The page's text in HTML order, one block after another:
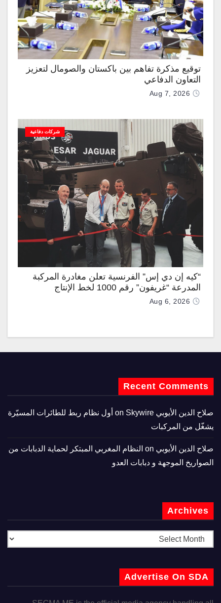
توقيع مذكرة تفاهم بين باكستان والصومال لتعزيز
التعاون الدفاعي
Aug 7, 2026
شركات دفاعية
“كيه إن دي إس” الفرنسية تعلن مغادرة المركبة
المدرعة “غريفون” رقم 1000 لخط الإنتاج
Aug 6, 2026
Recent Comments
صلاح الدين الأيوبي
Skywire أول نظام ربط للطائرات المسيّرة
يشغّل من المركبات
صلاح الدين الأيوبي
النظام المغربي المبتكر لحماية الدبابات من
الصواريخ الموجهة و دبابات العدو
Archives
Advertise On SDA